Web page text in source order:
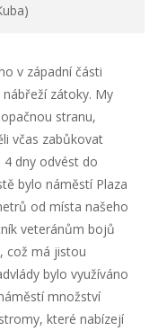
v západní části
zátoky. My
stranu,
včas zabůkovat
4 dny odvést do
bylo náměstí Plaza
od místa našeho
veteránům bojů
což má jistou
bylo využíváno
množství
které nabízejí